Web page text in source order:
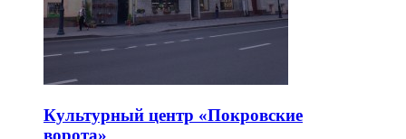
Культурный центр «Покровские
ворота»